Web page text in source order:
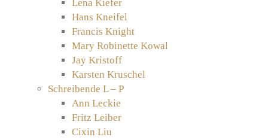
Lena Kiefer
Hans Kneifel
Francis Knight
Mary Robinette Kowal
Jay Kristoff
Karsten Kruschel
Schreibende L – P
Ann Leckie
Fritz Leiber
Cixin Liu